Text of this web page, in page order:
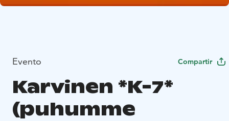
Evento Compartir
Karvinen *K-7*
(puhumme